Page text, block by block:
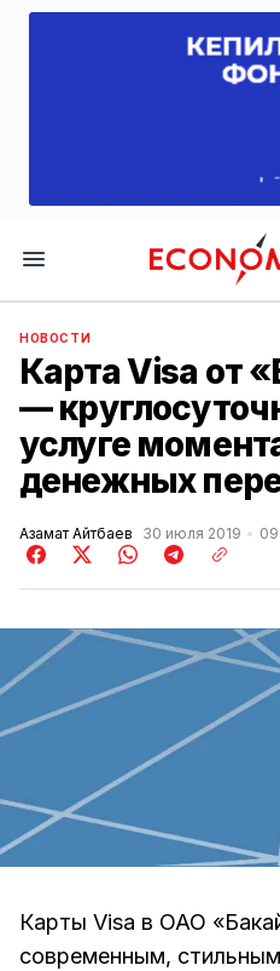
Economist.kg
НОВОСТИ
Карта Visa от
—
услуге
денежных
Азамат Айтбаев 30 июля 2019
Карты Visa в ОАО
современным,